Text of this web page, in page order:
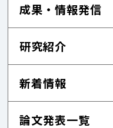
成果・情報発信
研究紹介
新着情報
論文発表一覧